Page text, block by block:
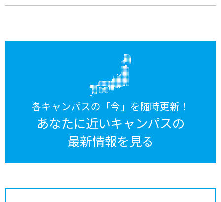
各キャンパスの「今」を随時更新！
あなたに近いキャンパスの
最新情報を見る